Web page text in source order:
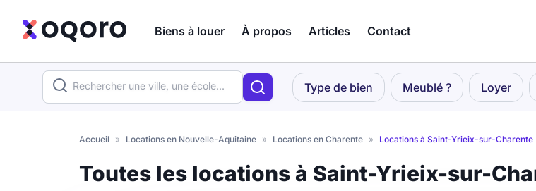
Biens à louer À propos Articles Contact
Votre
recherche
Type de bien Meublé ? Loyer
Accueil » Locations en Nouvelle-Aquitaine » Locations en Charente » Locations à Saint-Yrieix-sur-Charente
Toutes les locations à Saint-Yrieix-sur-